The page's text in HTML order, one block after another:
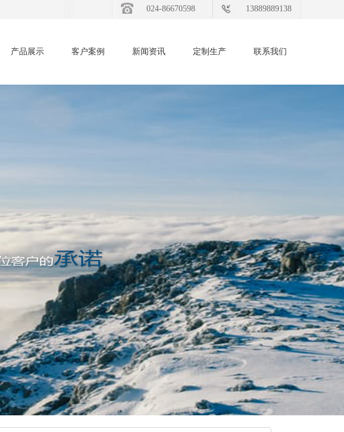
024-86670598 13889889138
产品展示 客户案例 新闻资讯 定制生产 联系我们